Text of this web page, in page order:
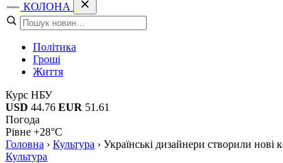
КОЛОНА
Політика
Гроші
Життя
Курс НБУ
USD 44.76 EUR 51.61
Погода
Рівне +28°C
Головна › Культура › Українські дизайнери створили нові
Культура